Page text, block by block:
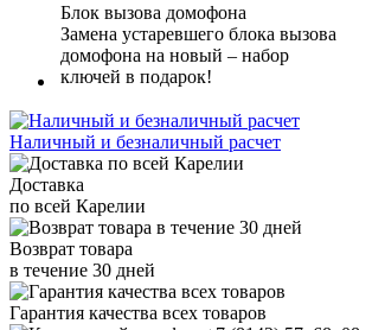
Блок вызова домофона
Замена устаревшего блока вызова
домофона на новый – набор
ключей в подарок!
Наличный и безналичный расчет
Доставка
по всей Карелии
Возврат товара
в течение 30 дней
Гарантия качества всех товаров